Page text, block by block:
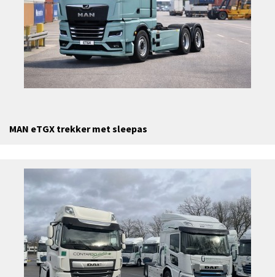
MAN eTGX trekker met sleepas